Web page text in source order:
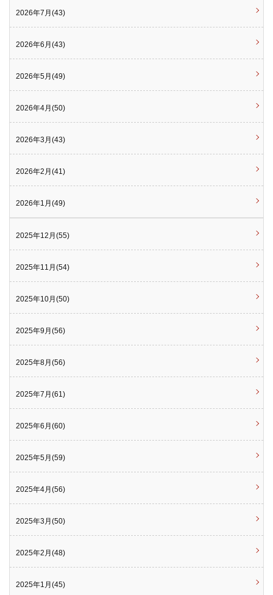
2026年7月(43)
2026年6月(43)
2026年5月(49)
2026年4月(50)
2026年3月(43)
2026年2月(41)
2026年1月(49)
2025年12月(55)
2025年11月(54)
2025年10月(50)
2025年9月(56)
2025年8月(56)
2025年7月(61)
2025年6月(60)
2025年5月(59)
2025年4月(56)
2025年3月(50)
2025年2月(48)
2025年1月(45)